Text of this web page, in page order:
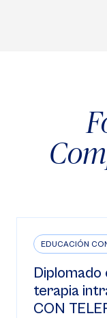
EDUCACIÓN
terapia
CON